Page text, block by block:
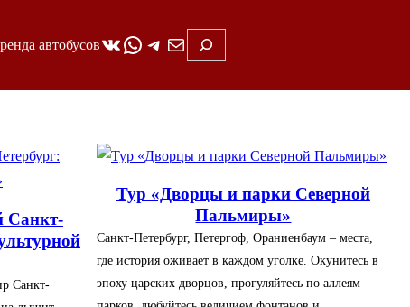
автобусовВКонтакте
WhatsApp
Telegram
Почта
Поиск
Санкт-
Санкт-
Тур «Дворцы и парки Северной
Пальмиры»
Санкт-Петербург, Петергоф, Ораниенбаум – места,
где история оживает в каждом уголке. Окунитесь в
эпоху царских дворцов, прогуляйтесь по аллеям